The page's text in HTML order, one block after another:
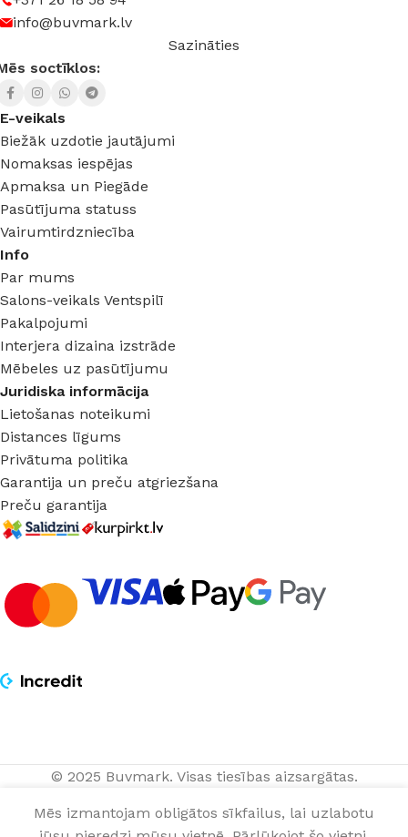
info@buvmark.lv
Sazināties
soctīklos:
E-veikals
Biežāk uzdotie jautājumi
Nomaksas iespējas
Apmaksa un Piegāde
Pasūtījuma statuss
Vairumtirdzniecība
Info
Par mums
Salons-veikals Ventspilī
Pakalpojumi
Interjera dizaina izstrāde
Mēbeles uz pasūtījumu
Juridiska informācija
Lietošanas noteikumi
Distances līgums
Privātuma politika
Garantija un preču atgriezšana
Preču garantija
© 2025 Buvmark. Visas tiesības aizsargātas.
Mēs izmantojam obligātos sīkfailus, lai uzlabotu
Oras
gab.
NOPIRKT TAGAD